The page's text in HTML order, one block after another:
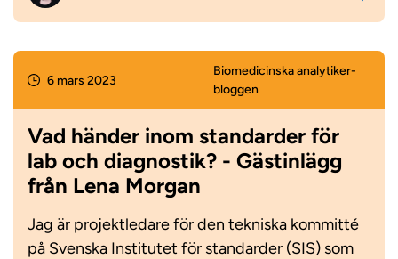
6 mars 2023
Biomedicinska analytiker­
bloggen
Vad händer inom standarder för
lab och diagnostik? - Gästinlägg
från Lena Morgan
Jag är projektledare för den tekniska kommitté
på Svenska Institutet för standarder (SIS) som